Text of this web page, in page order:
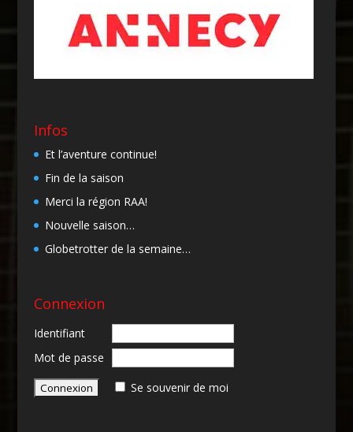
Infos
Et l’aventure continue!
Fin de la saison
Merci la région RAA!
Nouvelle saison…
Globetrotter de la semaine…
Connexion
Identifiant
Mot de passe
Se souvenir de moi